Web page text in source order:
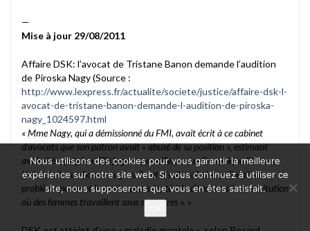
—
Mise à jour 29/08/2011
Affaire DSK: l’avocat de Tristane Banon demande l’audition
de Piroska Nagy (Source :
http://www.lexpress.fr/actualite/societe/justice/affaire-dsk-l-
avocat-de-tristane-banon-demande-l-audition-de-piroska-
nagy_1024597.html
«Mme Nagy, qui a démissionné du FMI, avait écrit à ce cabinet
d’avocats que son patron avait « abusé de sa position », estimant
avoir été « piégée ». Elle jugeait par ailleurs que Dominique Strauss-
Kahn était « un homme agressif » et disait craindre qu’il « ait un
problème pouvant le rendre peu adapté à la direction d’une institution
où des femmes travaillent sous ses ordres ». »
Nous utilisons des cookies pour vous garantir la meilleure
expérience sur notre site web. Si vous continuez à utiliser ce
site, nous supposerons que vous en êtes satisfait.